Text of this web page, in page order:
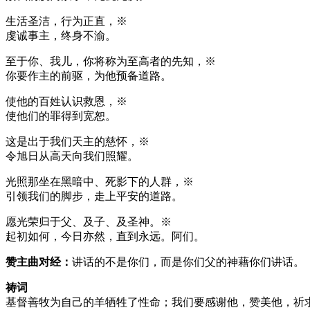
生活圣洁，行为正直，※
虔诚事主，终身不渝。
至于你、我儿，你将称为至高者的先知，※
你要作主的前驱，为他预备道路。
使他的百姓认识救恩，※
使他们的罪得到宽恕。
这是出于我们天主的慈怀，※
令旭日从高天向我们照耀。
光照那坐在黑暗中、死影下的人群，※
引领我们的脚步，走上平安的道路。
愿光荣归于父、及子、及圣神。※
起初如何，今日亦然，直到永远。阿们。
赞主曲对经： 讲话的不是你们，而是你们父的神藉你们讲话。
祷词
基督善牧为自己的羊牺牲了性命；我们要感谢他，赞美他，祈